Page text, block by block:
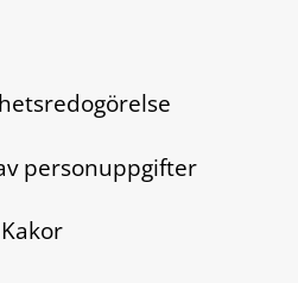
personuppgifter
Kakor